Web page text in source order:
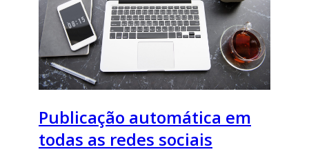
Publicação automática em
todas as redes sociais